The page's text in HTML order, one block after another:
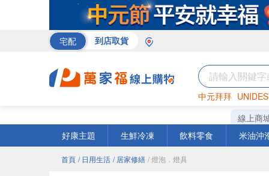
宅配 到店取貨
中元拜拜
罐頭 咖啡
線上商
好康主題
生鮮冷凍 飲料零食 米油沖
首頁 / 日用生活 / 居家修繕 / 燈泡．燈具